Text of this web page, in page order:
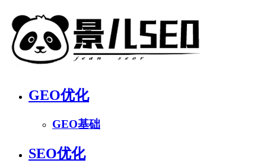
GEO优化
GEO基础
SEO优化